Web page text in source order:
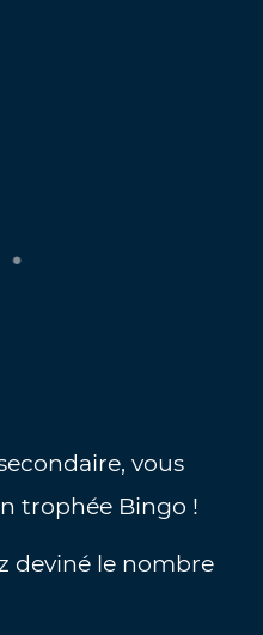
vous
trophée Bingo !
deviné le nombre